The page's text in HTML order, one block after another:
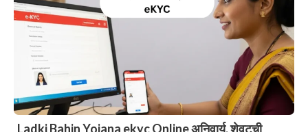
Ladki Bahin Yojana ekyc Online अनिवार्य, शेवटची